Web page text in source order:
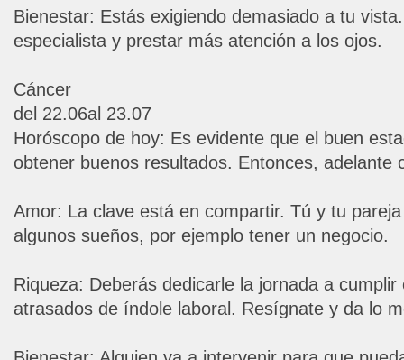
Bienestar: Estás exigiendo demasiado a tu
especialista y prestar más atención a los ojos.
Cáncer
del 22.06al 23.07
Horóscopo de hoy: Es evidente que el buen
obtener buenos resultados. Entonces, adelante
Amor: La clave está en compartir. Tú y tu
algunos sueños, por ejemplo tener un negocio.
Riqueza: Deberás dedicarle la jornada a
atrasados de índole laboral. Resígnate y da lo